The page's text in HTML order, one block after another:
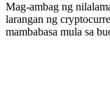
Mag-ambag ng
larangan ng
mambabasa mula sa